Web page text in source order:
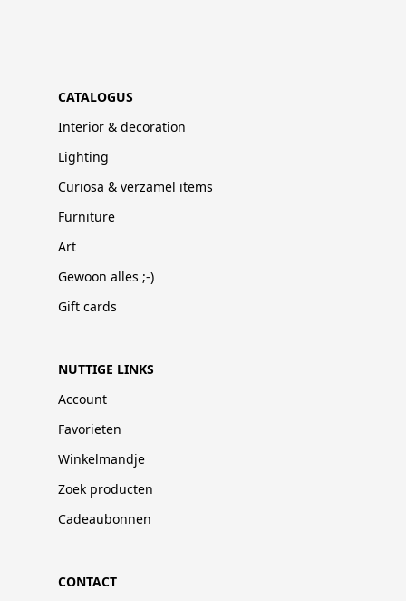
CATALOGUS
Interior & decoration
Lighting
Curiosa & verzamel items
Furniture
Art
Gewoon alles ;-)
Gift cards
NUTTIGE LINKS
Account
Favorieten
Winkelmandje
Zoek producten
Cadeaubonnen
CONTACT